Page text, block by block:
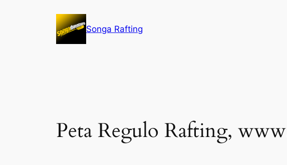
Songa Rafting
Peta Regulo Rafting,